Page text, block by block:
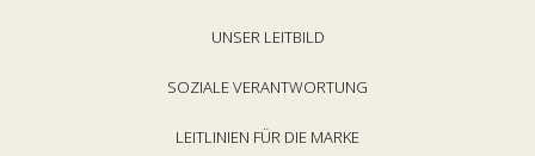
UNSER LEITBILD
SOZIALE VERANTWORTUNG
LEITLINIEN FÜR DIE MARKE